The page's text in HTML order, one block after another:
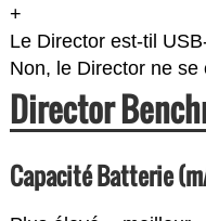
+
Le Director est-til
Non, le Director ne
Director
Capacité Batterie